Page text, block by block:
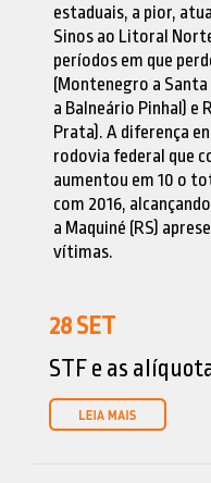
estaduais, a pior,
Sinos ao Litoral
períodos em que
(Montenegro a
a Balneário Pinhal) e
Prata). A diferença
rodovia federal que
aumentou em 10 o
com 2016,
a Maquiné (RS)
vítimas.
28SET
STF e as